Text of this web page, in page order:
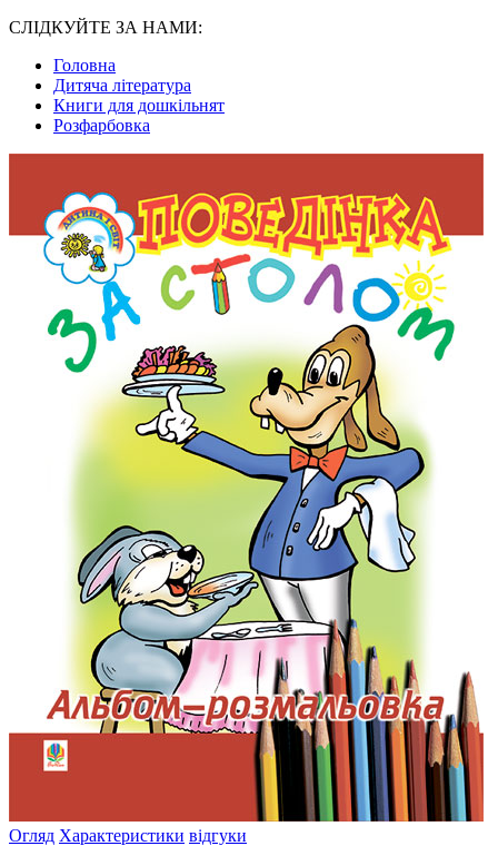
СЛІДКУЙТЕ ЗА НАМИ:
Головна
Дитяча література
Книги для дошкільнят
Розфарбовка
Огляд Характеристики відгуки